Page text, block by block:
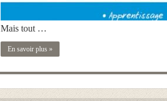
Mais tout …
En savoir plus »